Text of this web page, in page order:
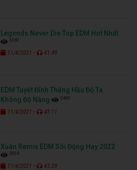
Legends Never Die Top EDM Hot Nhất
3260
11/4/2021 - 41:49
EDM Tuyệt Đỉnh Thằng Hầu Độ Ta
Không Độ Nàng
3489
11/4/2021 - 45:11
Xuân Remix EDM Sôi Động Hay 2022
3924
11/4/2021 - 45:29